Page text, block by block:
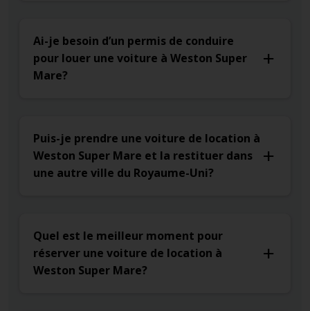
Ai-je besoin d’un permis de conduire
pour louer une voiture à Weston Super
Mare?
Puis-je prendre une voiture de location à
Weston Super Mare et la restituer dans
une autre ville du Royaume-Uni?
Quel est le meilleur moment pour
réserver une voiture de location à
Weston Super Mare?